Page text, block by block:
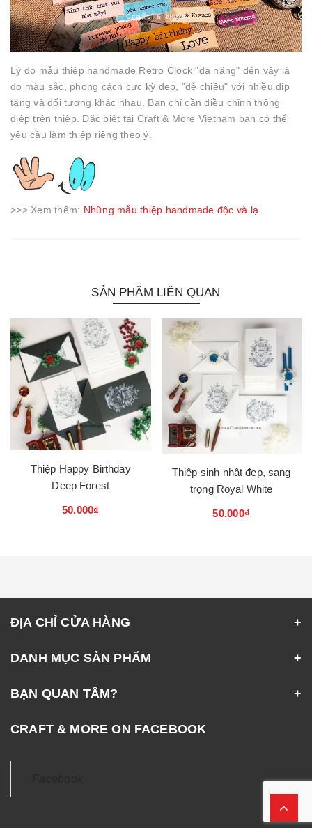
Lý do mẫu thiệp handmade Retro Clock "đa năng" đến vậy là
do màu sắc, phong cách cực kỳ đẹp, "dễ chiều" với nhiều dịp
tặng và đối tượng khác nhau. Bạn chỉ cần điều chỉnh thông
điệp trên thiệp. Đặc biệt tại Craft & More Vietnam bạn có thể
yêu cầu làm thiệp riêng theo ý.
>>> Xem thêm: Những mẫu thiệp handmade độc và lạ
SẢN PHẨM LIÊN QUAN
Thiệp Happy Birthday
Deep Forest
50.000₫
Thiệp sinh nhật đẹp, sang
trọng Royal White
50.000₫
ĐỊA CHỈ CỬA HÀNG
DANH MỤC SẢN PHẨM
BẠN QUAN TÂM?
CRAFT & MORE ON FACEBOOK